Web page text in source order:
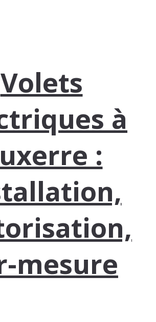
Volets
à
:
mesure